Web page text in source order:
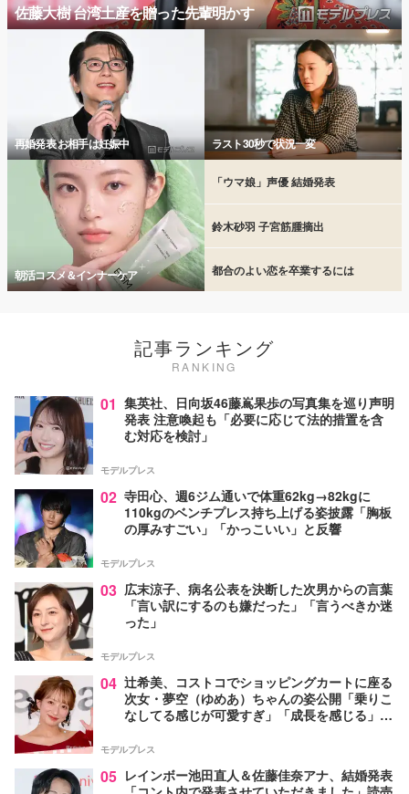
佐藤大樹 台湾土産を贈った先輩明かす
再婚発表 お相手は妊娠中 ラスト30秒で状況一変
朝活コスメ＆インナーケア
「ウマ娘」声優 結婚発表
鈴木砂羽 子宮筋腫摘出
都合のよい恋を卒業するには
記事ランキング
RANKING
01 集英社、日向坂46藤嶌果歩の写真集を巡り声明
発表 注意喚起も「必要に応じて法的措置を含
む対応を検討」
モデルプレス
02 寺田心、週6ジム通いで体重62kg→82kgに
110kgのベンチプレス持ち上げる姿披露「胸板
の厚みすごい」「かっこいい」と反響
モデルプレス
03 広末涼子、病名公表を決断した次男からの言葉
「言い訳にするのも嫌だった」「言うべきか迷
った」
モデルプレス
04 辻希美、コストコでショッピングカートに座る
次女・夢空（ゆめあ）ちゃんの姿公開「乗りこ
なしてる感じが可愛すぎ」「成長を感じる」の
モデルプレス
05 レインボー池田直人＆佐藤佳奈アナ、結婚発表